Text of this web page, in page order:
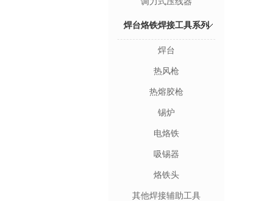
焊台烙铁焊接工具系列
焊台
热风枪
热熔胶枪
锡炉
电烙铁
吸锡器
烙铁头
其他焊接辅助工具